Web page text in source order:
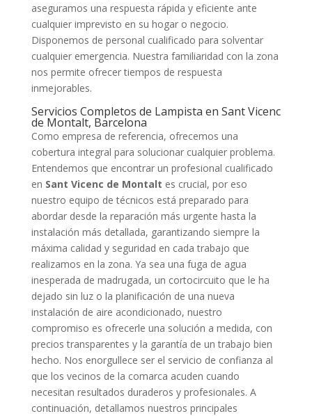
aseguramos una respuesta rápida y eficiente ante
cualquier imprevisto en su hogar o negocio.
Disponemos de personal cualificado para solventar
cualquier emergencia. Nuestra familiaridad con la zona
nos permite ofrecer tiempos de respuesta
inmejorables.
Servicios Completos de Lampista en Sant Vicenc
de Montalt, Barcelona
Como empresa de referencia, ofrecemos una
cobertura integral para solucionar cualquier problema.
Entendemos que encontrar un profesional cualificado
en Sant Vicenc de Montalt es crucial, por eso
nuestro equipo de técnicos está preparado para
abordar desde la reparación más urgente hasta la
instalación más detallada, garantizando siempre la
máxima calidad y seguridad en cada trabajo que
realizamos en la zona. Ya sea una fuga de agua
inesperada de madrugada, un cortocircuito que le ha
dejado sin luz o la planificación de una nueva
instalación de aire acondicionado, nuestro
compromiso es ofrecerle una solución a medida, con
precios transparentes y la garantía de un trabajo bien
hecho. Nos enorgullece ser el servicio de confianza al
que los vecinos de la comarca acuden cuando
necesitan resultados duraderos y profesionales. A
continuación, detallamos nuestros principales